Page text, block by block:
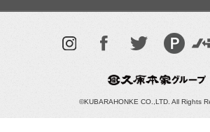
©KUBARAHONKE CO.,LTD. All Rights